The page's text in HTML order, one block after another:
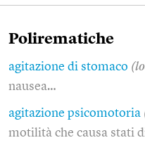
Polirematiche
agitazione di stomaco
nausea…
agitazione psicomotoria
motilità che causa stati